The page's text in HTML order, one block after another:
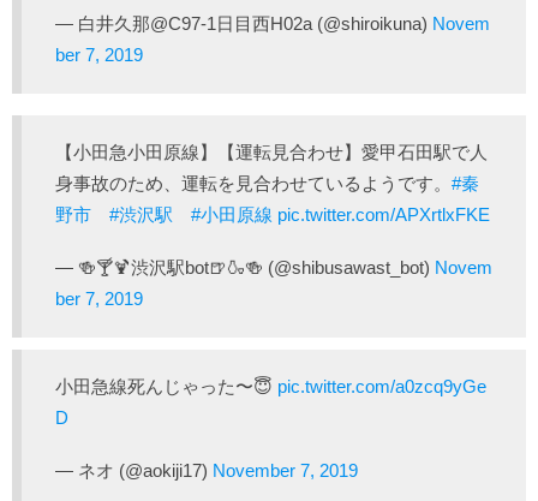
— 白井久那@C97-1日目西H02a (@shiroikuna) Novem
ber 7, 2019
【小田急小田原線】【運転見合わせ】愛甲石田駅で人
身事故のため、運転を見合わせているようです。 #秦
野市
#渋沢駅 #小田原線 pic.twitter.com/APXrtlxFKE
— 🍻🍸🍹渋沢駅bot🍺🍶🍻 (@shibusawast_bot) Novem
ber 7, 2019
小田急線死んじゃった〜😇 pic.twitter.com/a0zcq9yGe
D
— ネオ (@aokiji17) November 7, 2019